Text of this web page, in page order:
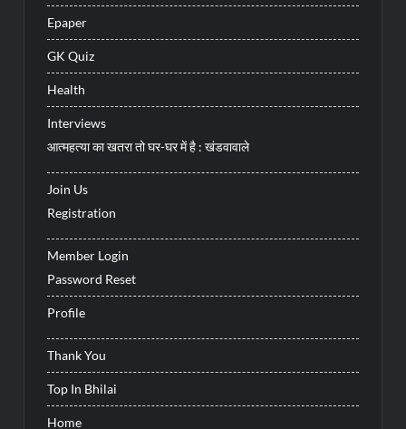
Epaper
GK Quiz
Health
Interviews
आत्महत्या का खतरा तो घर-घर में है : खंडवावाले
Join Us
Registration
Member Login
Password Reset
Profile
Thank You
Top In Bhilai
Home